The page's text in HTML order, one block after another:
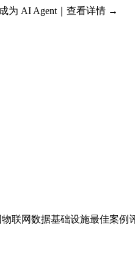
为 AI Agent｜查看详情 →
联网数据基础设施最佳案例